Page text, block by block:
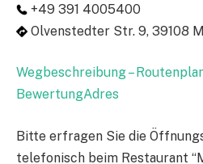
+49 391 4005400
Olvenstedter Str. 9, 39108
Wegbeschreibung –
BewertungAdres
Bitte erfragen Sie die
telefonisch beim Restaurant